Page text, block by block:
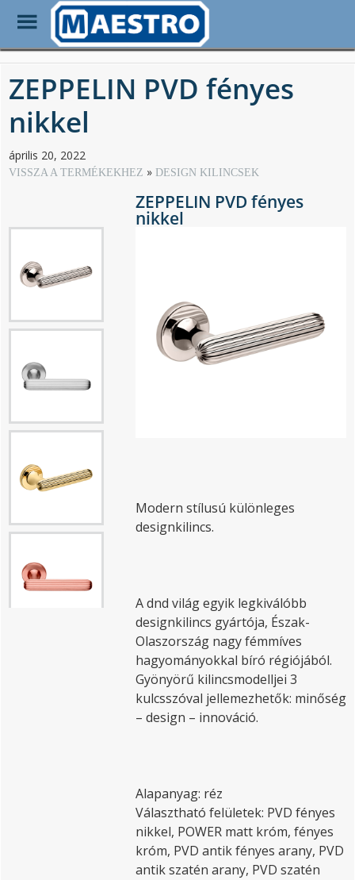
Skip
main
Toggle
Menu
ZEPPELIN PVD fényes
nikkel
április 20, 2022
VISSZA A TERMÉKEKHEZ DESIGN KILINCSEK
ZEPPELIN PVD fényes
nikkel
Modern stílusú különleges
designkilincs.
A dnd világ egyik legkiválóbb
designkilincs gyártója, Észak-
Olaszország nagy fémmíves
hagyományokkal bíró régiójából.
Gyönyörű kilincsmodelljei 3
kulcsszóval jellemezhetők: minőség
– design – innováció.
Alapanyag: réz
Választható felületek: PVD fényes
nikkel, POWER matt króm, fényes
króm, PVD antik fényes arany, PVD
antik szatén arany, PVD szatén